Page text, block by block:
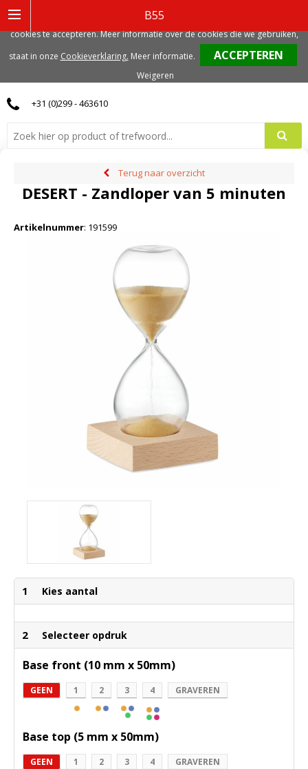
B55
0
+31 (0)299 - 463610
Terug naar overzicht
DESERT - Zandloper van 5 minuten
Artikelnummer: 191599
1 Kies aantal
2 Selecteer opdruk
Base front (10 mm x 50mm)
GEEN 1 2 3 4 GRAVEREN
Base top (5 mm x 50mm)
GEEN 1 2 3 4 GRAVEREN
gerelateerde cookies. Voor de beste gebruikerservaring, adviseren we deze
cookies te accepteren. Meer informatie over de cookies die we gebruiken,
staat in onze Cookieverklaring. Meer informatie.
Weigeren